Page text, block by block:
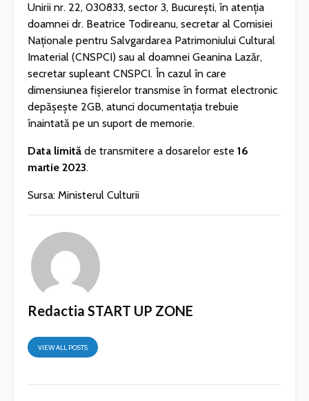
Unirii nr. 22, 030833, sector 3, București, în atenția
doamnei dr. Beatrice Todireanu, secretar al Comisiei
Naționale pentru Salvgardarea Patrimoniului Cultural
Imaterial (CNSPCI) sau al doamnei Geanina Lazăr,
secretar supleant CNSPCI. În cazul în care
dimensiunea fișierelor transmise în format electronic
depășește 2GB, atunci documentația trebuie
înaintată pe un suport de memorie.
Data limită de transmitere a dosarelor este 16
martie 2023.
Sursa: Ministerul Culturii
Redactia START UP ZONE
VIEW ALL POSTS